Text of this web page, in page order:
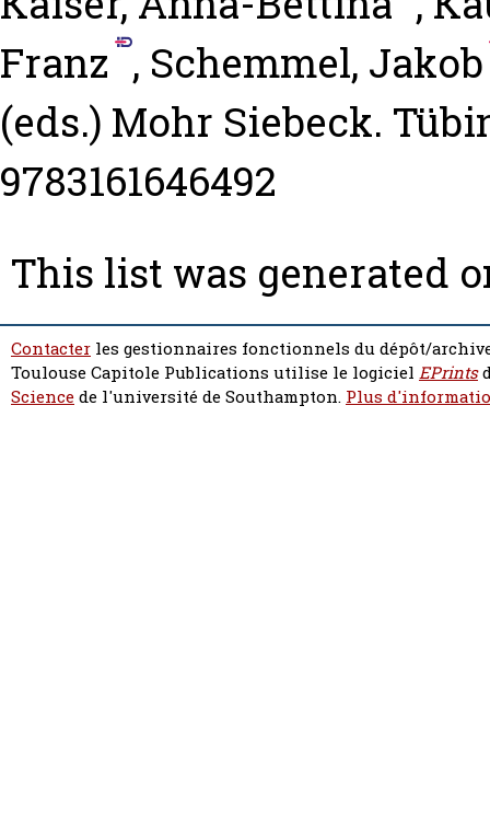
Franz , Schemmel, Jakob
(eds.) Mohr Siebeck.
9783161646492
This list was generated
Contacter les gestionnaires fonctionnels du dépôt/
Toulouse Capitole Publications utilise le logiciel EPrints
Sciencede l'université de Southampton. Plus